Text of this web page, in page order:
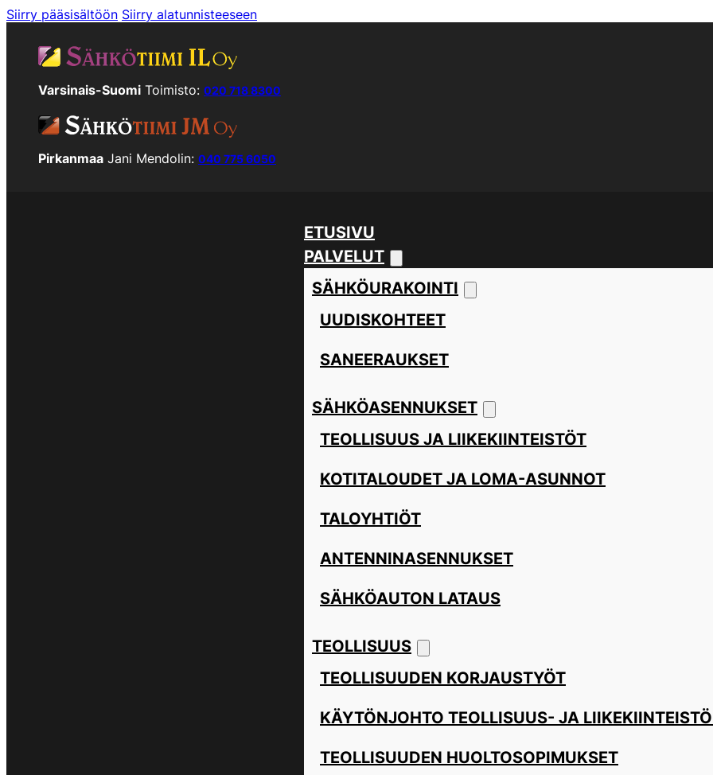
Siirry pääsisältöön Siirry alatunnisteeseen
Varsinais-Suomi Toimisto: 020 718 8300
Pirkanmaa Jani Mendolin: 040 775 6050
ETUSIVU
PALVELUT
SÄHKÖURAKOINTI
UUDISKOHTEET
SANEERAUKSET
SÄHKÖASENNUKSET
TEOLLISUUS JA LIIKEKIINTEISTÖT
KOTITALOUDET JA LOMA-ASUNNOT
TALOYHTIÖT
ANTENNINASENNUKSET
SÄHKÖAUTON LATAUS
TEOLLISUUS
TEOLLISUUDEN KORJAUSTYÖT
KÄYTÖNJOHTO TEOLLISUUS- JA
TEOLLISUUDEN HUOLTOSOPIMUKSET